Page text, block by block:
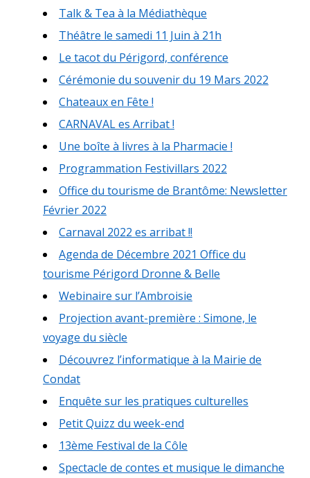
Talk & Tea à la Médiathèque
Théâtre le samedi 11 Juin à 21h
Le tacot du Périgord, conférence
Cérémonie du souvenir du 19 Mars 2022
Chateaux en Fête !
CARNAVAL es Arribat !
Une boîte à livres à la Pharmacie !
Programmation Festivillars 2022
Office du tourisme de Brantôme: Newsletter
Février 2022
Carnaval 2022 es arribat !!
Agenda de Décembre 2021 Office du
tourisme Périgord Dronne & Belle
Webinaire sur l’Ambroisie
Projection avant-première : Simone, le
voyage du siècle
Découvrez l’informatique à la Mairie de
Condat
Enquête sur les pratiques culturelles
Petit Quizz du week-end
13ème Festival de la Côle
Spectacle de contes et musique le dimanche